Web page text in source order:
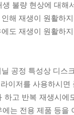
불량 현상에 대
해 재생이 원활하
도 재생이 원활하
공정 특성상 디스
이저를 사용하시
하고 반복 재생시
는 전용 제품 등